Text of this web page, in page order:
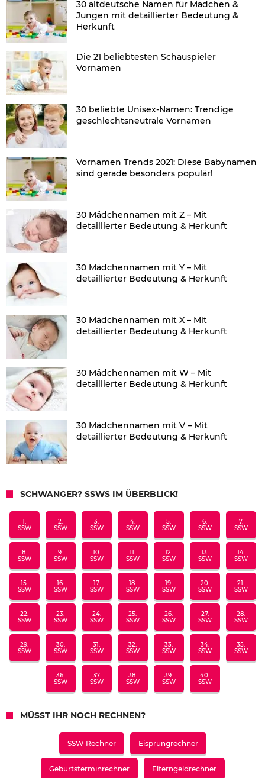
30 altdeutsche Namen für Mädchen &
Jungen mit detaillierter Bedeutung &
Herkunft
Die 21 beliebtesten Schauspieler
Vornamen
30 beliebte Unisex-Namen: Trendige
geschlechtsneutrale Vornamen
Vornamen Trends 2021: Diese Babynamen
sind gerade besonders populär!
30 Mädchennamen mit Z – Mit
detaillierter Bedeutung & Herkunft
30 Mädchennamen mit Y – Mit
detaillierter Bedeutung & Herkunft
30 Mädchennamen mit X – Mit
detaillierter Bedeutung & Herkunft
30 Mädchennamen mit W – Mit
detaillierter Bedeutung & Herkunft
30 Mädchennamen mit V – Mit
detaillierter Bedeutung & Herkunft
SCHWANGER? SSWS IM ÜBERBLICK!
1.
SSW
2.
SSW
3.
SSW
4.
SSW
5.
SSW
6.
SSW
7.
SSW
8.
SSW
9.
SSW
10.
SSW
11.
SSW
12.
SSW
13.
SSW
14.
SSW
15.
SSW
16.
SSW
17.
SSW
18.
SSW
19.
SSW
20.
SSW
21.
SSW
22.
SSW
23.
SSW
24.
SSW
25.
SSW
26.
SSW
27.
SSW
28.
SSW
29.
SSW
30.
SSW
31.
SSW
32.
SSW
33.
SSW
34.
SSW
35.
SSW
36.
SSW
37.
SSW
38.
SSW
39.
SSW
40.
SSW
MÜSST IHR NOCH RECHNEN?
SSW Rechner Eisprungrechner
Geburtsterminrechner Elterngeldrechner